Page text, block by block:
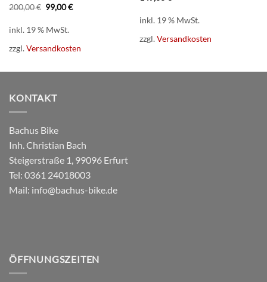
200,00€ Ursprünglicher
Preis
200,00 €
99,00€Aktueller
inkl. 19 % MwSt.
zzgl.Versandkosten
inkl. 19 % MwSt.
zzgl.Versandkosten
KONTAKT
Bachus Bike
Inh. Christian Bach
Steigerstraße 1, 99096 Erfurt
Tel: 0361 24018003
Mail: info@bachus-bike.de
ÖFFNUNGSZEITEN